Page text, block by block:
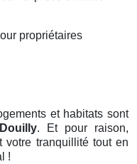
propriétaires
et habitats sont
. Et pour raison,
votre tranquillité tout en
!